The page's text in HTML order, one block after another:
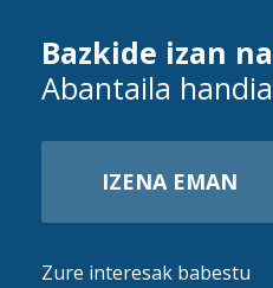
Bazkide izan
Abantaila
IZENA EMAN
Zure interesak babestu